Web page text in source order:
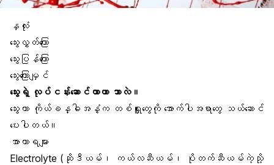
နှလုံး
သွေးလွှတ်ကြော
သွေးပြန်ကြော
သွေးကြောမျှင်
သွေးရဲ့ လုပ်ငန်းဆောင်တာဟာ ဘာလဲ။
သွေးဟာ ကိုယ်ခန္ဓါအနှံ့က တစ်ရှူးတွေကို အောက်ပါအရာတွေ သယ်ဆောင်
ပေးပါတယ်။
အာဟာရများ
Electrolyte (ဆိုဒီယမ်၊ ကယ်လဆီယမ်၊ ပိုတက်ဆီယမ်ကဲ့သို့